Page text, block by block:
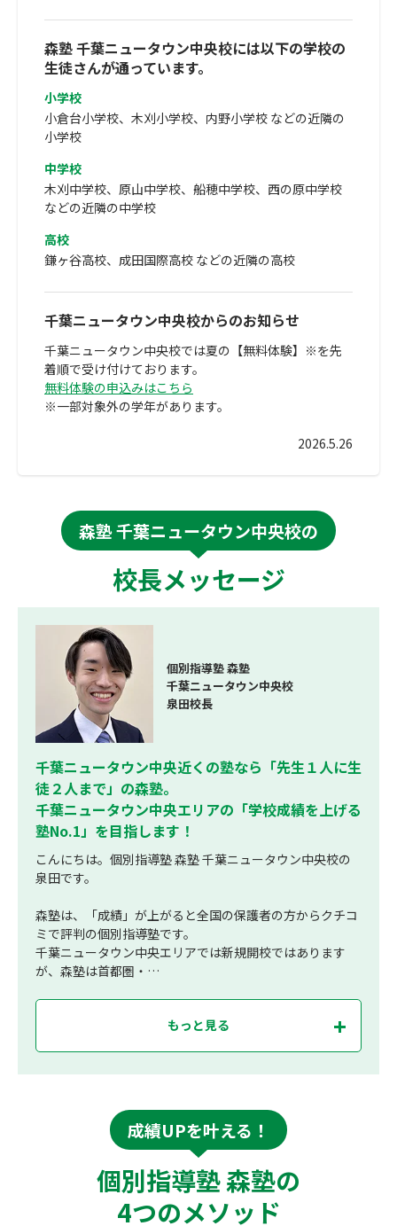
森塾 千葉ニュータウン中央校には以下の学校の
生徒さんが通っています。
小学校
小倉台小学校、木刈小学校、内野小学校 などの近隣の
小学校
中学校
木刈中学校、原山中学校、船穂中学校、西の原中学校
などの近隣の中学校
高校
鎌ヶ谷高校、成田国際高校 などの近隣の高校
千葉ニュータウン中央校からのお知らせ
千葉ニュータウン中央校では夏の【無料体験】※を先
着順で受け付けております。
無料体験の申込みはこちら
※一部対象外の学年があります。
2026.5.26
森塾 千葉ニュータウン中央校の
校長メッセージ
個別指導塾 森塾
千葉ニュータウン中央校
泉田校長
千葉ニュータウン中央近くの塾なら「先生１人に生
徒２人まで」の森塾。
千葉ニュータウン中央エリアの「学校成績を上げる
塾No.1」を目指します！
こんにちは。個別指導塾 森塾 千葉ニュータウン中央校の
泉田です。
森塾は、「成績」が上がると全国の保護者の方からクチコ
ミで評判の個別指導塾です。
千葉ニュータウン中央エリアでは新規開校ではあります
が、森塾は首都圏・…
もっと見る
成績UPを叶える！
個別指導塾 森塾の
4つのメソッド